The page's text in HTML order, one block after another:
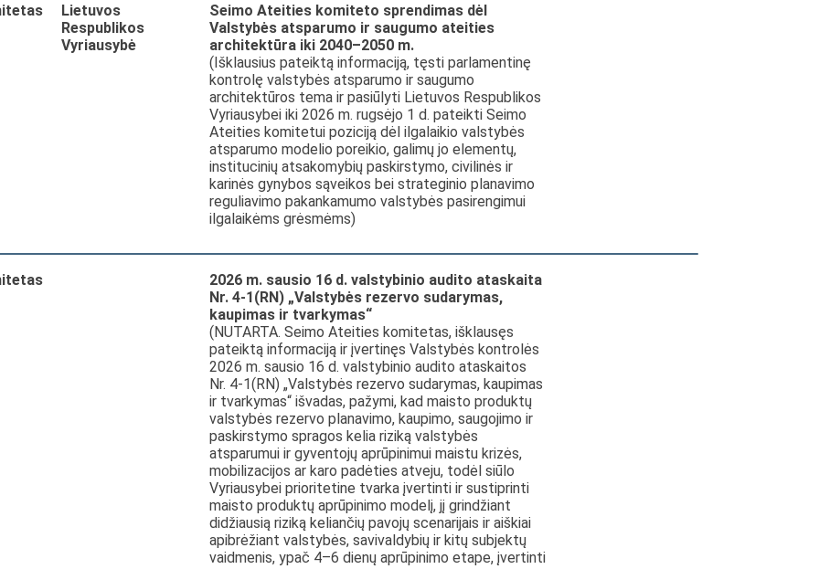
Lietuvos
Respublikos
Vyriausybė
Seimo Ateities komiteto sprendimas dėl
Valstybės atsparumo ir saugumo ateities
architektūra iki 2040–2050 m.
(Išklausius pateiktą informaciją, tęsti parlamentinę
kontrolę valstybės atsparumo ir saugumo
architektūros tema ir pasiūlyti Lietuvos Respublikos
Vyriausybei iki 2026 m. rugsėjo 1 d. pateikti Seimo
Ateities komitetui poziciją dėl ilgalaikio valstybės
atsparumo modelio poreikio, galimų jo elementų,
institucinių atsakomybių paskirstymo, civilinės ir
karinės gynybos sąveikos bei strateginio planavimo
reguliavimo pakankamumo valstybės pasirengimui
ilgalaikėms grėsmėms)
2026 m. sausio 16 d. valstybinio audito ataskaita
Nr. 4-1(RN) „Valstybės rezervo sudarymas,
kaupimas ir tvarkymas“
(NUTARTA. Seimo Ateities komitetas, išklausęs
pateiktą informaciją ir įvertinęs Valstybės kontrolės
2026 m. sausio 16 d. valstybinio audito ataskaitos
Nr. 4-1(RN) „Valstybės rezervo sudarymas, kaupimas
ir tvarkymas“ išvadas, pažymi, kad maisto produktų
valstybės rezervo planavimo, kaupimo, saugojimo ir
paskirstymo spragos kelia riziką valstybės
atsparumui ir gyventojų aprūpinimui maistu krizės,
mobilizacijos ar karo padėties atveju, todėl siūlo
Vyriausybei prioritetine tvarka įvertinti ir sustiprinti
maisto produktų aprūpinimo modelį, jį grindžiant
didžiausią riziką keliančių pavojų scenarijais ir aiškiai
apibrėžiant valstybės, savivaldybių ir kitų subjektų
vaidmenis, ypač 4–6 dienų aprūpinimo etape, įvertinti